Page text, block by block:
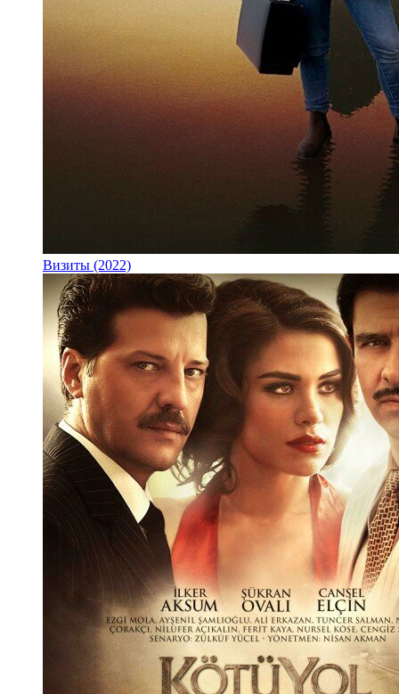
Визиты (2022)